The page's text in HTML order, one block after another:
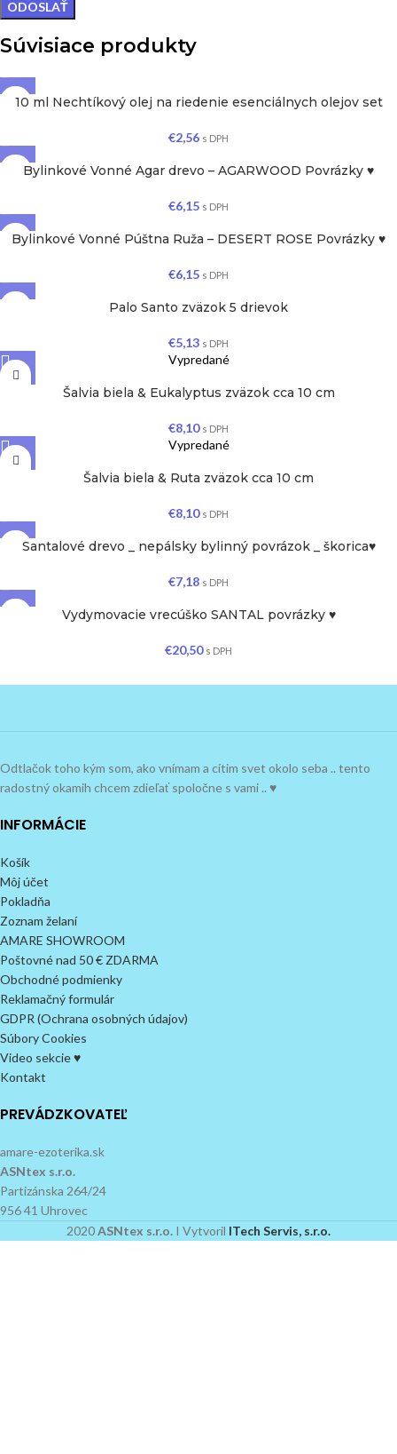
Súvisiace produkty
10 ml Nechtíkový olej na riedenie esenciálnych olejov set
€2,56 s DPH
Bylinkové Vonné Agar drevo – AGARWOOD Povrázky ♥
€6,15 s DPH
Bylinkové Vonné Púštna Ruža – DESERT ROSE Povrázky ♥
€6,15 s DPH
Palo Santo zväzok 5 drievok
€5,13 s DPH
Vypredané
Šalvia biela & Eukalyptus zväzok cca 10 cm
€8,10 s DPH
Vypredané
Šalvia biela & Ruta zväzok cca 10 cm
€8,10 s DPH
Santalové drevo _ nepálsky bylinný povrázok _ škorica♥
€7,18 s DPH
Vydymovacie vrecúško SANTAL povrázky ♥
€20,50 s DPH
Odtlačok toho kým som, ako vnímam a cítim svet okolo seba .. tento
radostný okamih chcem zdieľať spoločne s vami .. ♥
INFORMÁCIE
Košík
Môj účet
Pokladňa
Zoznam želaní
AMARE SHOWROOM
Poštovné nad 50 € ZDARMA
Obchodné podmienky
Reklamačný formulár
GDPR (Ochrana osobných údajov)
Súbory Cookies
Video sekcie ♥
Kontakt
PREVÁDZKOVATEĽ
amare-ezoterika.sk
ASNtex s.r.o.
Partizánska 264/24
956 41 Uhrovec
2020ASNtex s.r.o. I Vytvoril ITech Servis, s.r.o.